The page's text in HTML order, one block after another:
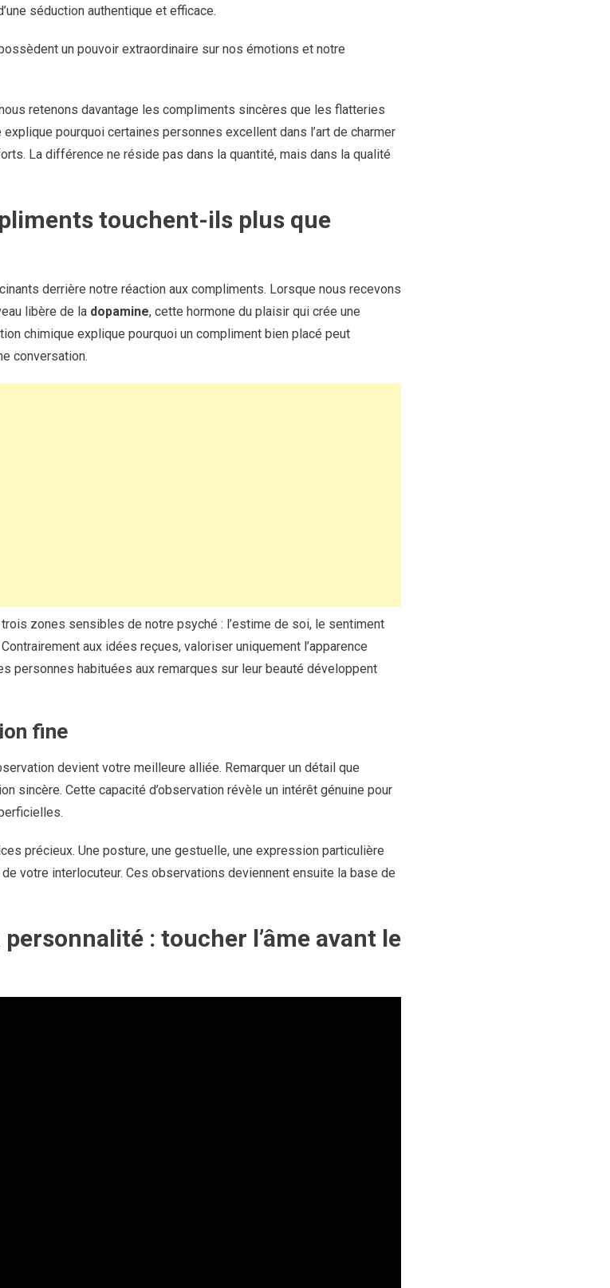
séduction authentique et efficace.
un pouvoir extraordinaire sur nos émotions et notre
retenons davantage les compliments sincères que les flatteries
pourquoi certaines personnes excellent dans l’art de charmer
La différence ne réside pas dans la quantité, mais dans la qualité
touchent-ils plus que
derrière notre réaction aux compliments. Lorsque nous recevons
libère de la dopamine, cette hormone du plaisir qui crée une
chimique explique pourquoi un compliment bien placé peut
conversation.
zones sensibles de notre psyché : l’estime de soi, le sentiment
aux idées reçues, valoriser uniquement l’apparence
personnes habituées aux remarques sur leur beauté développent
fine
devient votre meilleure alliée. Remarquer un détail que
sincère. Cette capacité d’observation révèle un intérêt génuine pour
précieux. Une posture, une gestuelle, une expression particulière
votre interlocuteur. Ces observations deviennent ensuite la base de
: toucher l’âme avant le